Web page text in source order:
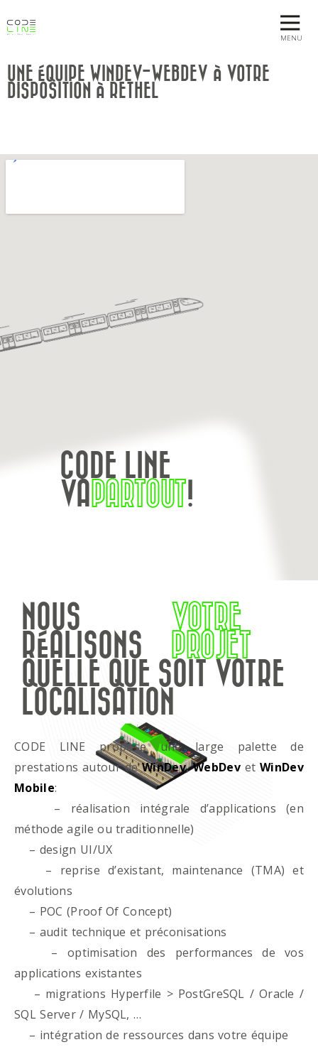
MENU
UNE ÉQUIPE WINDEV-WEBDEV À VOTRE
DISPOSITION À RETHEL
CODE LINE
VAPARTOUT!
NOUS
RÉALISONS
VOTRE
PROJET
QUELLE QUE SOIT VOTRE
LOCALISATION
CODE LINE propose une large palette de
prestations autour deWinDev,WebDevet WinDev
Mobile:
– réalisation intégrale d’applications (en
méthode agile ou traditionnelle)
– design UI/UX
– reprise d’existant, maintenance (TMA) et
évolutions
– POC (Proof Of Concept)
– audit technique et préconisations
– optimisation des performances de vos
applications existantes
– migrations Hyperfile > PostGreSQL / Oracle /
SQL Server / MySQL, …
– intégration de ressources dans votre équipe